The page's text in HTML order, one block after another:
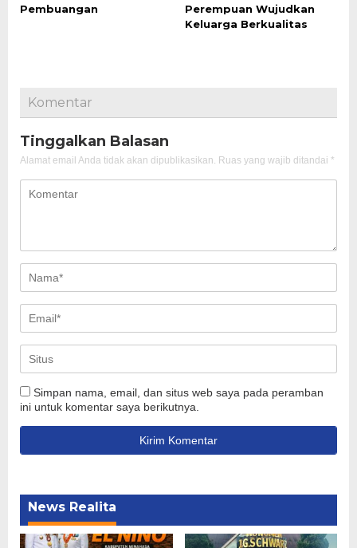
Pembuangan
Perempuan Wujudkan
Keluarga Berkualitas
Komentar
Tinggalkan Balasan
Alamat email Anda tidak akan dipublikasikan. Ruas yang wajib ditandai *
Simpan nama, email, dan situs web saya pada peramban
ini untuk komentar saya berikutnya.
News Realita